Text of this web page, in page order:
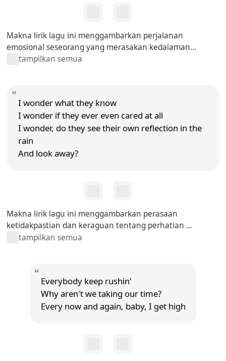
Makna lirik lagu ini menggambarkan perjalanan
emosional seseorang yang merasakan kedalaman...
tampilkan semua
I wonder what they know
I wonder if they ever even cared at all
I wonder, do they see their own reflection in the
rain
And look away?
Makna lirik lagu ini menggambarkan perasaan
ketidakpastian dan keraguan tentang perhatian ...
tampilkan semua
Everybody keep rushin'
Why aren′t we taking our time?
Every now and again, baby, I get high